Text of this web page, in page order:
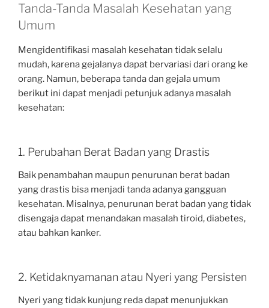
Tanda-Tanda Masalah Kesehatan yang
Umum
Mengidentifikasi masalah kesehatan tidak selalu
mudah, karena gejalanya dapat bervariasi dari orang ke
orang. Namun, beberapa tanda dan gejala umum
berikut ini dapat menjadi petunjuk adanya masalah
kesehatan:
1. Perubahan Berat Badan yang Drastis
Baik penambahan maupun penurunan berat badan
yang drastis bisa menjadi tanda adanya gangguan
kesehatan. Misalnya, penurunan berat badan yang tidak
disengaja dapat menandakan masalah tiroid, diabetes,
atau bahkan kanker.
2. Ketidaknyamanan atau Nyeri yang Persisten
Nyeri yang tidak kunjung reda dapat menunjukkan